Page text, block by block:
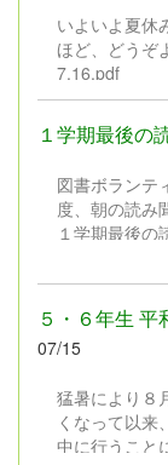
動しながら学
す。 そこで
限定するので
「やってみた
るようになり
もちろん、こ
究」も大歓迎
心に合わせて
16:30）には
紹介する作品
いよいよ夏休
ほど、どうぞ
7.16.pdf
１学期最後の
図書ボランテ
度、朝の読み
１学期最後
紙芝居を工夫
さいます。
そして、図
も、図書ボラ
せＤａｙは、
ト。またステ
に。
５・６年生
07/15
猛暑により８
くなって以来
中に行うこと